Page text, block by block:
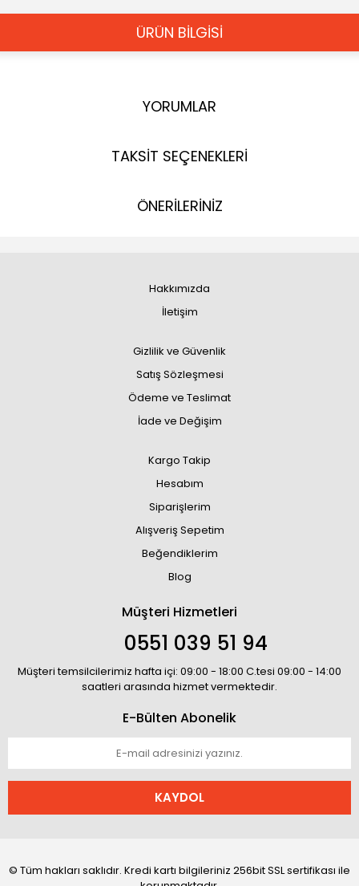
ÜRÜN BİLGİSİ
YORUMLAR
TAKSİT SEÇENEKLERİ
ÖNERİLERİNİZ
Hakkımızda
İletişim
Gizlilik ve Güvenlik
Satış Sözleşmesi
Ödeme ve Teslimat
İade ve Değişim
Kargo Takip
Hesabım
Siparişlerim
Alışveriş Sepetim
Beğendiklerim
Blog
Müşteri Hizmetleri
0551 039 51 94
Müşteri temsilcilerimiz hafta içi: 09:00 - 18:00 C.tesi 09:00 - 14:00
saatleri arasında hizmet vermektedir.
E-Bülten Abonelik
KAYDOL
© Tüm hakları saklıdır. Kredi kartı bilgileriniz 256bit SSL sertifikası ile